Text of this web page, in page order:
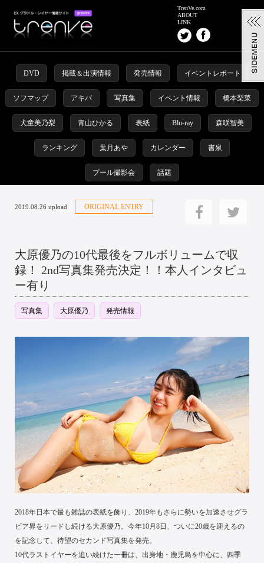
TrenVe.com
ABOUT
LINK
DVD 掲載＆出演情報 発売情報 イベントレポート
ソフマップ アキバ 写真集 イベント情報 橋本梨菜
犬童美乃梨 青山ひかる 表紙 Blu-ray 森咲智美
ランキング 葉月あや カレンダー 書泉
プール撮影会 話題
2019.08.26 upload ORIGINAL ENTRY
大原優乃の10代最後をフルボリュームで収
録！ 2nd写真集発売決定！！本人インタビュ
ー有り
写真集 大原優乃 発売情報
2018年日本で最も雑誌の表紙を飾り、2019年もさらに勢いを加速させグラ
ビア界をリードし続ける大原優乃。今年10月8日、ついに20歳を迎えるの
を記念して、待望のセカンド写真集を発売。
10代ラストイヤーを追い続けた一冊は、出身地・鹿児島を中心に、四季